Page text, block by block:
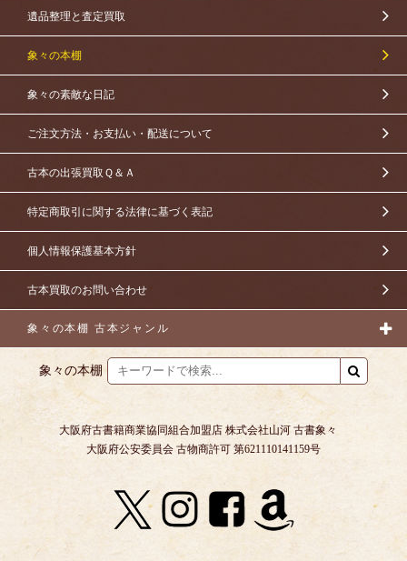
遺品整理と査定買取
象々の本棚
象々の素敵な日記
ご注文方法・お支払い・配送について
古本の出張買取Ｑ＆Ａ
特定商取引に関する法律に基づく表記
個人情報保護基本方針
古本買取のお問い合わせ
象々の本棚 古本ジャンル
象々の本棚
大阪府古書籍商業協同組合加盟店 株式会社山河 古書象々
大阪府公安委員会 古物商許可 第621110141159号